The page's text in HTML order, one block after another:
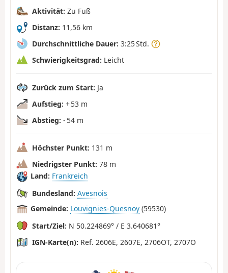
Aktivität: Zu Fuß
Distanz: 11,56 km
Durchschnittliche Dauer: 3:25 Std.
Schwierigkeitsgrad: Leicht
Zurück zum Start: Ja
Aufstieg: + 53 m
Abstieg: - 54 m
Höchster Punkt: 131 m
Niedrigster Punkt: 78 m
Land: Frankreich
Bundesland: Avesnois
Gemeinde: Louvignies-Quesnoy (59530)
Start/Ziel: N 50.224869° / E 3.640681°
IGN-Karte(n): Ref. 2606E, 2607E, 2706OT, 2707O